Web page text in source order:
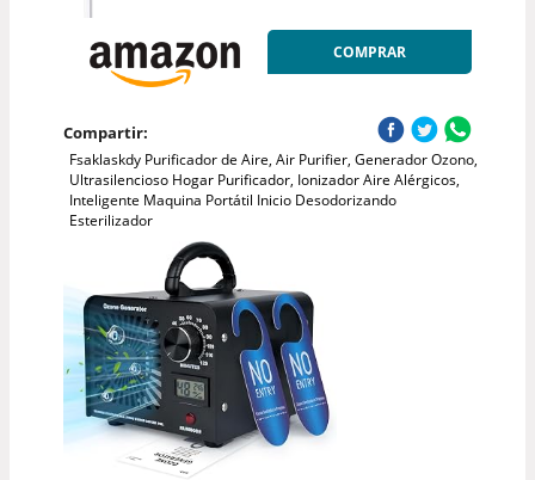
COMPRAR
Compartir:
Fsaklaskdy Purificador de Aire, Air Purifier, Generador Ozono,
Ultrasilencioso Hogar Purificador, Ionizador Aire Alérgicos,
Inteligente Maquina Portátil Inicio Desodorizando
Esterilizador